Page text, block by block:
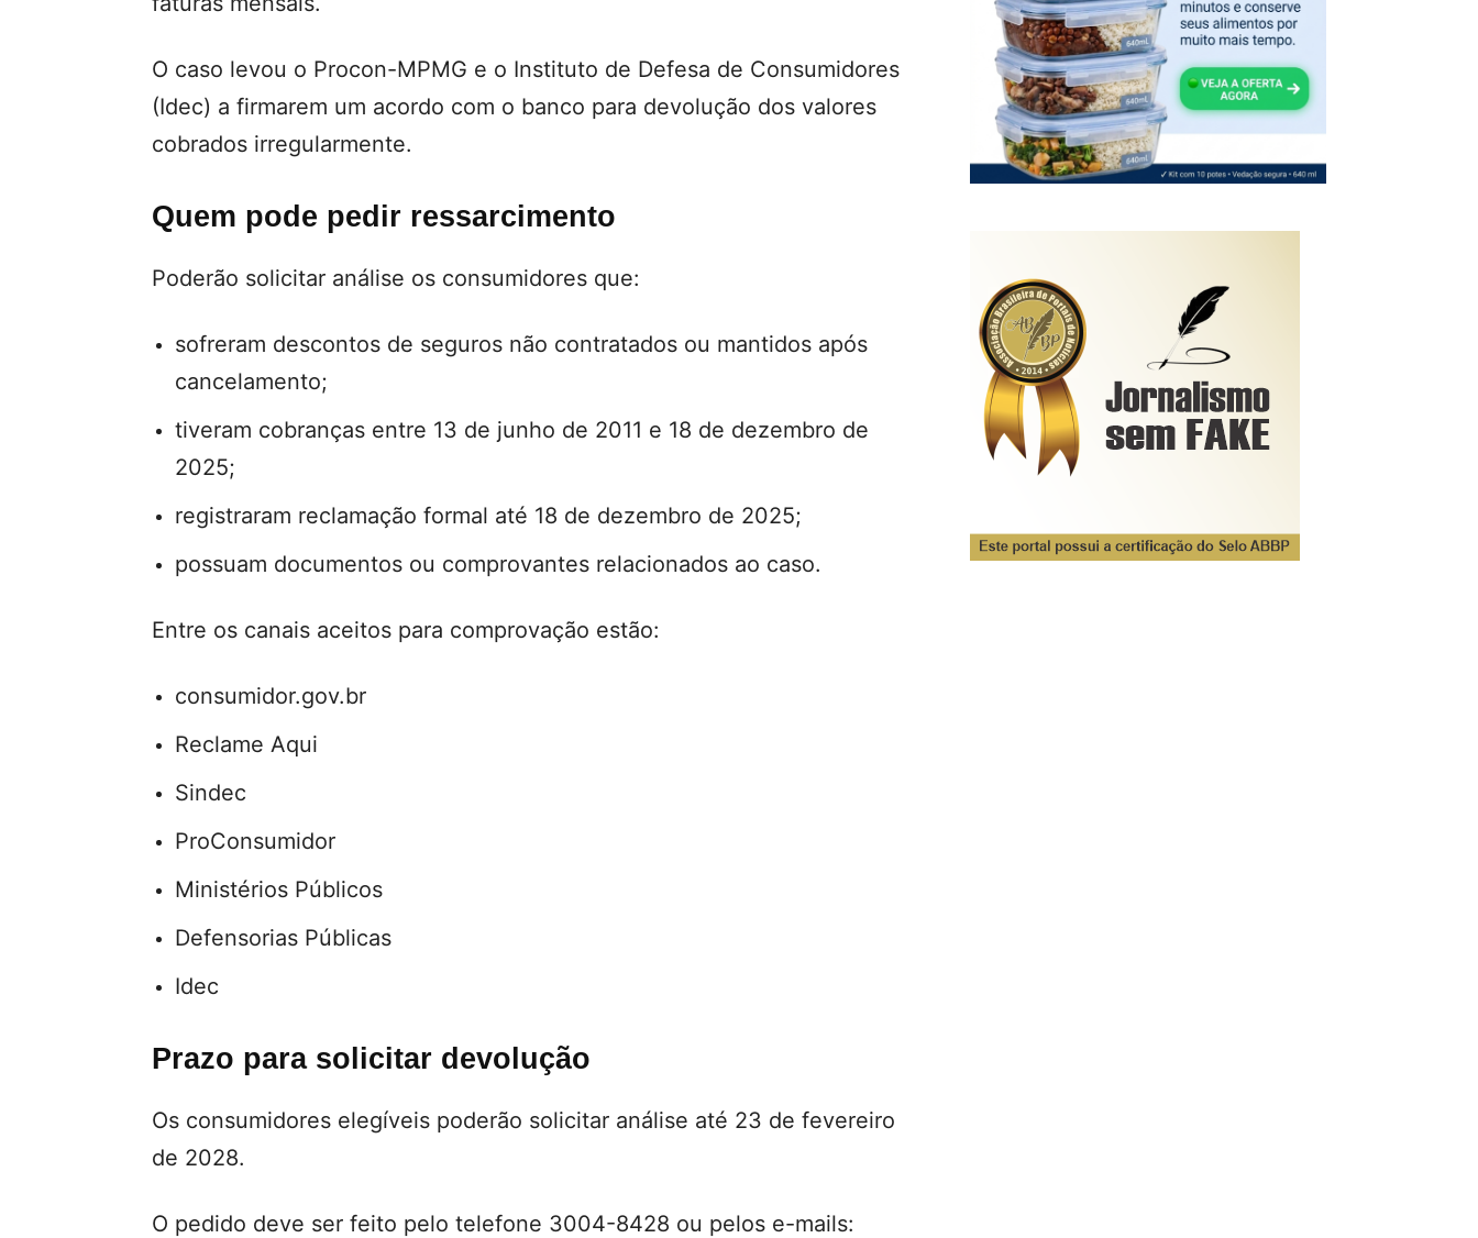
O caso levou o Procon-MPMG e o Instituto de Defesa de Consumidores
(Idec) a firmarem um acordo com o banco para devolução dos valores
cobrados irregularmente.
Quem pode pedir ressarcimento
Poderão solicitar análise os consumidores que:
sofreram descontos de seguros não contratados ou mantidos após
cancelamento;
tiveram cobranças entre 13 de junho de 2011 e 18 de dezembro de
2025;
registraram reclamação formal até 18 de dezembro de 2025;
possuam documentos ou comprovantes relacionados ao caso.
Entre os canais aceitos para comprovação estão:
consumidor.gov.br
Reclame Aqui
Sindec
ProConsumidor
Ministérios Públicos
Defensorias Públicas
Idec
Prazo para solicitar devolução
Os consumidores elegíveis poderão solicitar análise até 23 de fevereiro
de 2028.
O pedido deve ser feito pelo telefone 3004-8428 ou pelos e-mails: